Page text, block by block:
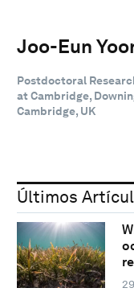
Joo-Eun
Postdoctoral
at Cambridge,
Cambridge, UK
Últimos